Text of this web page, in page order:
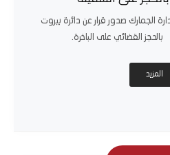
الجمارك صدور قرار عن دائرة بيروت
بالحجز القضائي على الباخرة.
المزيد